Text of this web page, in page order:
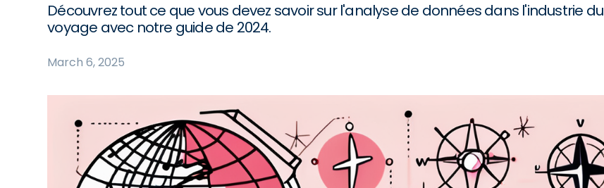
Découvrez tout ce que vous devez savoir sur l'analyse de données dans l'industrie du
voyage avec notre guide de 2024.
March 6, 2025